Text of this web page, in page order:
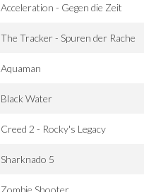
Acceleration - Gegen die Zeit
The Tracker - Spuren der Rache
Aquaman
Black Water
Creed 2 - Rocky's Legacy
Sharknado 5
Zombie Shooter